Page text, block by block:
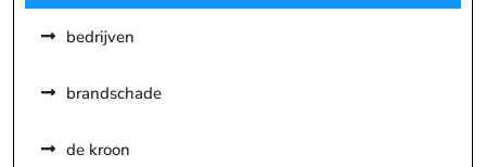
bedrijven
brandschade
de kroon